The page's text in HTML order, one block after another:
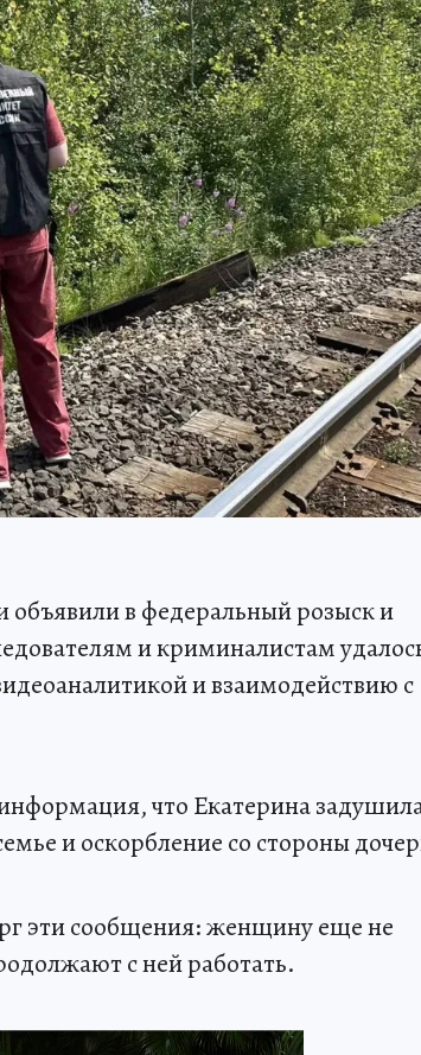
в федеральный розыск и
и криминалистам
и взаимодействию с
что Екатерина
и оскорбление со стороны
эти сообщения: женщину еще не
с ней работать.